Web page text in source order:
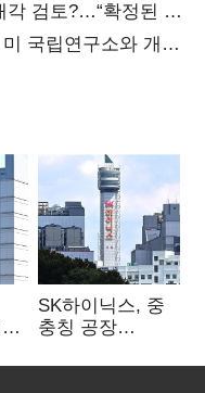
각 검토?…“확정된 바
국립연구소와 개발
산
SK하이닉스, 중
충칭 공장
검토?…“확정된